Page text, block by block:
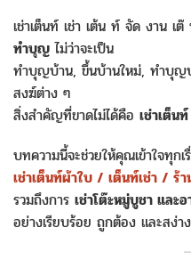
เช่าเต็นท์ เช่า เต้น ท์ จัด งาน เ
ทำบุญ ไม่ว่าจะเป็น
ทำบุญบ้าน, ขึ้นบ้านใหม่, ทำบุญ
สงฆ์ต่าง ๆ
สิ่งสำคัญที่ขาดไม่ได้คือ เช่าเต็นท์
บทความนี้จะช่วยให้คุณเข้าใจทุกเ
เช่าเต็นท์ผ้าใบ / เต็นท์เช่า / ร้
รวมถึงการ เช่าโต๊ะหมู่บูชา และ
อย่างเรียบร้อย ถูกต้อง และสง่า